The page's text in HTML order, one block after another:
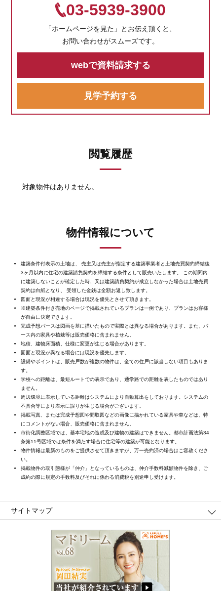
03-5939-3900
「ホームページを見た」とお伝え頂くと、
お問い合わせがスムーズです。
webで資料請求する
見学予約する
閲覧履歴
対象物件はありません。
物件情報について
建築条件付表示の土地は、 売主又は売主が指定する建築事業者と土地売買契約締結後
3ヶ月以内に住宅の建築請負契約を締結する条件として販売いたします。 この期間内
に建築しないことが確定した時、又は建築請負契約が成立しなかった場合は土地売買
契約は白紙となり、 受領した金銭は全額お返し致します。
図面と現況が相違する場合は現況を優先とさせて頂きます。
※建築条件付き売地のページで掲載されているプランは一例であり、プランはお客様
が自由に決定できます。
完成予想パースは図画を基に描いたもので実際とは異なる場合があります。また、パ
ース内の家具や植栽等は販売価格に含まれません。
地積、建物床面積、仕様に変更が生じる場合があります。
図面と現況が異なる場合には現況を優先します。
設備やポイントは、販売戸数が複数の物件は、全ての住戸に該当しない項目もありま
す。
学校への距離は、最短ルートでの表示であり、通学路での距離を表したものではあり
ません。
周辺環境に表示している距離はシステムにより自動算出をしております。システムの
不具合等により表示に誤りが生じる場合がございます。
掲載写真、または完成予想図や間取図などの画像に描かれている家具や車などは、特
にコメントがない場合、販売価格に含まれません。
市街化調整区域では、基本宅地の造成及び建物の建築はできません。都市計画法第34
条第11号区域では条件を満たす場合に住宅等の建築が可能となります。
物件情報は最新のものをご提供させて頂きますが、万一売約済の場合はご容赦くださ
い。
掲載物件の取引態様が「仲介」となっているものは、仲介手数料減額物件を除き、ご
成約の際に規定の手数料及びそれに係わる消費税を別途申し受けます。
サイトマップ